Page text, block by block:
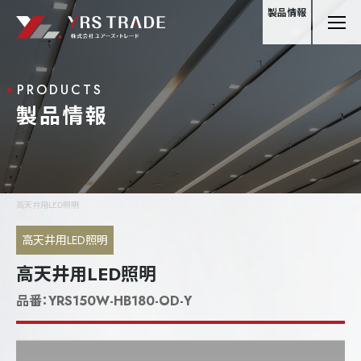
製品情報
高天井用LED照明
PRODUCTS
製品情報
高天井用LED照明
高天井用LED照明
品番：YRS150W-HB180-OD-Y